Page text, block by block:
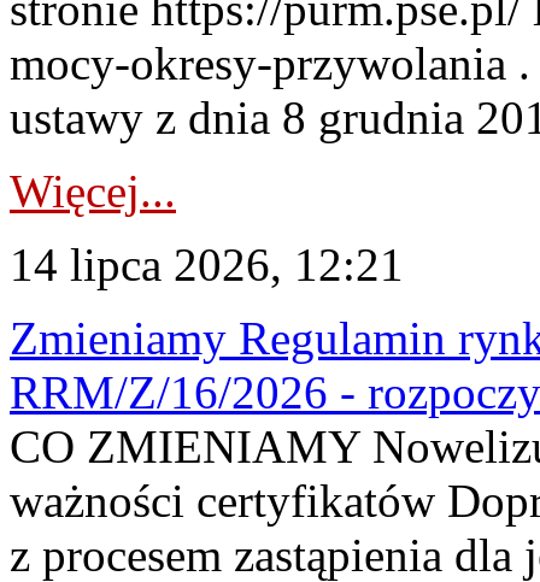
mocy-okresy-przywolania
ustawy z dnia 8 grudnia
Więcej...
14 lipca 2026, 12:21
Zmieniamy Regulamin
RRM/Z/16/2026 -
CO ZMIENIAMY
ważności certyfikatów
z procesem zastąpienia